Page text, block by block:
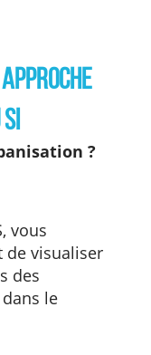
approche
?
vous
de visualiser
des
le